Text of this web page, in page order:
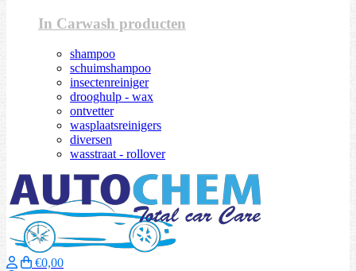
In Carwash producten
shampoo
schuimshampoo
insectenreiniger
drooghulp - wax
ontvetter
wasplaatsreinigers
diversen
wasstraat - rollover
€0,00